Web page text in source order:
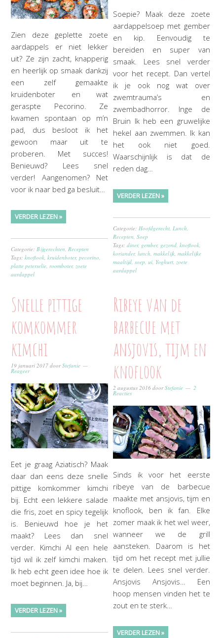
Zien deze geplette zoete
aardappels er niet lekker
uit? Ze zijn zacht, knapperig
en heerlijk op smaak dankzij
een zelf gemaakte
kruidenboter en wat
geraspte Pecorino. Ze
kwamen spontaan op m’n
pad, dus besloot ik het
gewoon maar uit te
proberen. Met succes!
Benieuwd? Lees snel
verder! Aangenomen? Net
voor ik naar bed ga besluit…
VERDER LEZEN »
Categorie:Bijgerechten,Recepten
Tags:knoflook,kruidenboter,pecorino,
platte peterselie,roomboter,zoete
aardappel
Soepie? Maak deze zoete
aardappelsoep met gember
en kip. Eenvoudig te
bereiden en super van
smaak. Lees snel verder
voor het recept. Dan vertel
ik je ook nog wat over
zwemtrauma’s en
zwembadhorror. Inge de
Bruin Ik heb een gruwelijke
hekel aan zwemmen. Ik kan
het ook niet goed.
Waarschijnlijk is dat de
reden dag…
VERDER LEZEN »
Categorie:Hoofdgerecht,Lunch,
Recepten,Soep
Tags:diner, gember, gezond,knoflook,
koriander,lunch,makkelijk,makkelijke
maaltijd,soep,ui, Yoghurt,zoete
aardappel
Snelle pittige
komkommer
kimchi
19 januari 2017 doorStefanie
Reageer
Eet je graag Aziatisch? Maak
daar dan eens deze snelle
pittige komkommer kimchi
bij. Echt een lekkere salade
die fris, zoet en spicy tegelijk
is. Benieuwd hoe je het
maakt? Lees dan snel
verder. Kimchi Al een hele
tijd wil ik zelf kimchi maken.
Ik heb echt geen idee hoe ik
moet beginnen. Ja, bij…
VERDER LEZEN »
Ribeye van de
barbecue met
ansjovis, tijm en
knoflook
2 augustus 2016 doorStefanie 2
Reacties
Sinds ik voor het eerste
ribeye van de barbecue
maakte met ansjovis, tijm en
knoflook, ben ik fan. Elke
zomer maak ik het wel weer,
wanneer we de grill
aansteken. Daarom is het
tijd om het recept met jullie
te delen. Lees snel verder.
Ansjovis Ansjovis… Een
hoop mensen vinden het te
zout en te sterk…
VERDER LEZEN »